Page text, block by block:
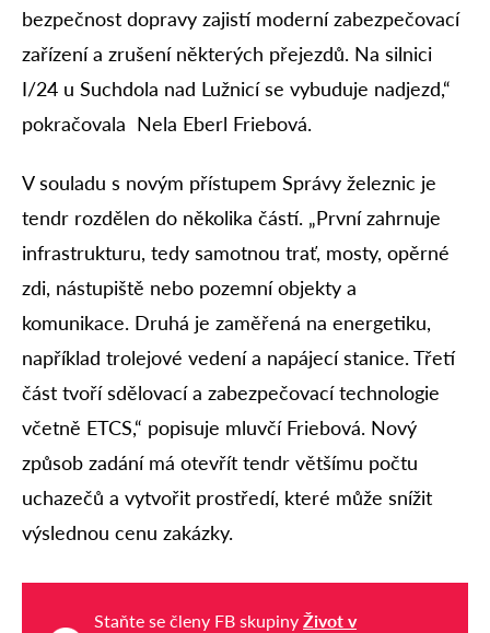
bezpečnost dopravy zajistí moderní zabezpečovací
zařízení a zrušení některých přejezdů. Na silnici
I/24 u Suchdola nad Lužnicí se vybuduje nadjezd,“
pokračovala Nela Eberl Friebová.
V souladu s novým přístupem Správy železnic je
tendr rozdělen do několika částí. „První zahrnuje
infrastrukturu, tedy samotnou trať, mosty, opěrné
zdi, nástupiště nebo pozemní objekty a
komunikace. Druhá je zaměřená na energetiku,
například trolejové vedení a napájecí stanice. Třetí
část tvoří sdělovací a zabezpečovací technologie
včetně ETCS,“ popisuje mluvčí Friebová. Nový
způsob zadání má otevřít tendr většímu počtu
uchazečů a vytvořit prostředí, které může snížit
výslednou cenu zakázky.
Staňte se členy FB skupiny Život v